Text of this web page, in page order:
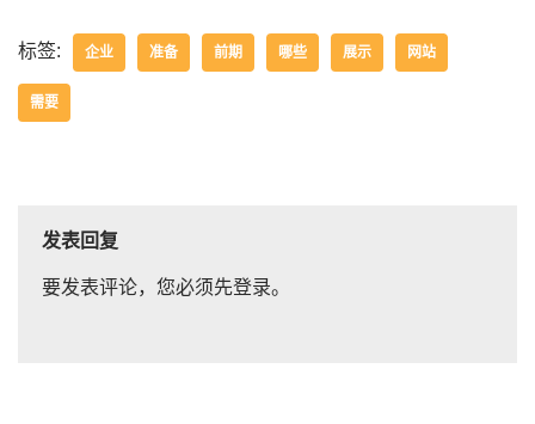
标签: 企业 准备 前期 哪些 展示 网站
需要
发表回复
要发表评论，您必须先登录。